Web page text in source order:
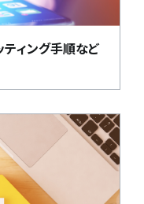
ィング手順など